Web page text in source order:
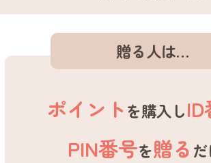
贈る人は…
ポイント を購入し
PIN番号を贈る だ